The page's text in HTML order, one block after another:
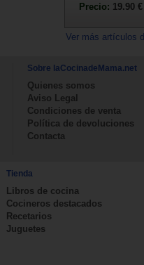
Precio: 19.90 €
Ver más artículos
Sobre laCocinadeMama.net
Quienes somos
Aviso Legal
Condiciones de venta
Política de devoluciones
Contacta
Tienda
Libros de cocina
Cocineros destacados
Recetarios
Juguetes